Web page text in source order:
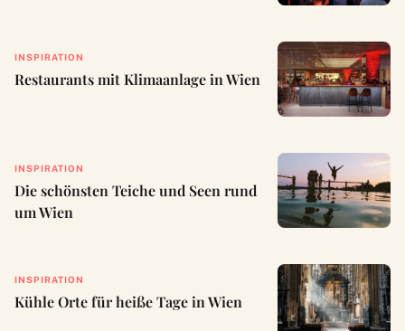
INSPIRATION
Restaurants mit Klimaanlage in Wien
INSPIRATION
Die schönsten Teiche und Seen rund
um Wien
INSPIRATION
Kühle Orte für heiße Tage in Wien